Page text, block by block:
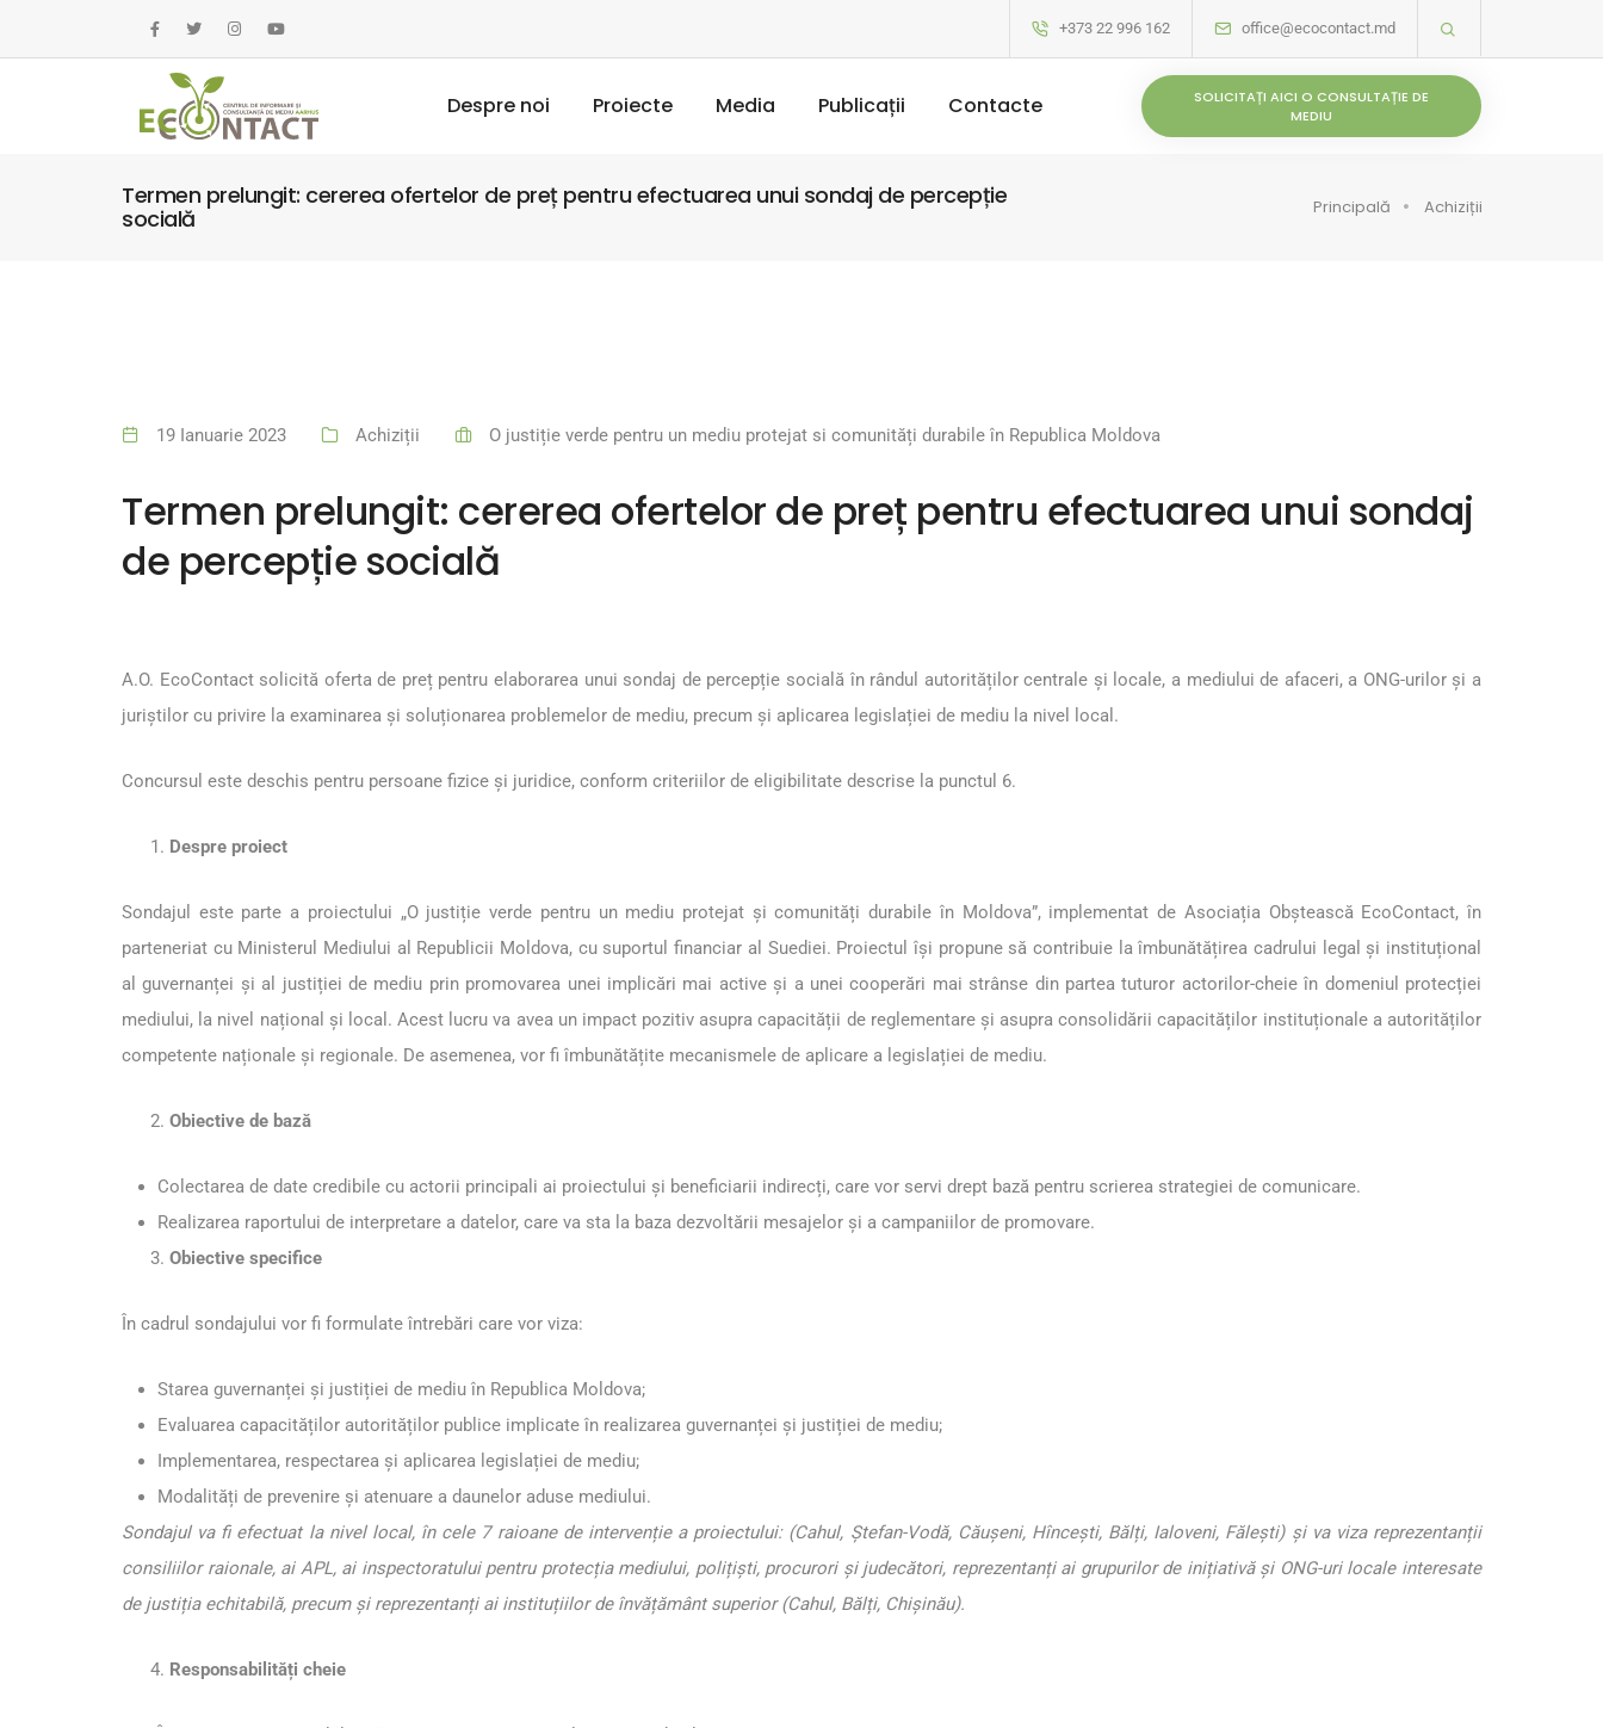
+373 22 996 162 office@ecocontact.md
Despre noi Proiecte Media Publicații Contacte
SOLICITAȚI AICI O CONSULTAȚIE DE
MEDIU
Termen prelungit: cererea ofertelor de preț pentru efectuarea unui sondaj de percepție
socială
Principală Achiziții
19 Ianuarie 2023 Achiziții O justiție verde pentru un mediu protejat si comunități durabile în Republica Moldova
Termen prelungit: cererea ofertelor de preț pentru efectuarea unui sondaj
de percepție socială
A.O. EcoContact solicită oferta de preț pentru elaborarea unui sondaj de percepție socială în rândul autorităților centrale și locale, a mediului de afaceri, a ONG-urilor și a
juriștilor cu privire la examinarea și soluționarea problemelor de mediu, precum și aplicarea legislației de mediu la nivel local.
Concursul este deschis pentru persoane fizice și juridice, conform criteriilor de eligibilitate descrise la punctul 6.
Despre proiect
Sondajul este parte a proiectului „O justiție verde pentru un mediu protejat și comunități durabile în Moldova”, implementat de Asociația Obștească EcoContact, în
parteneriat cu Ministerul Mediului al Republicii Moldova, cu suportul financiar al Suediei. Proiectul își propune să contribuie la îmbunătățirea cadrului legal și instituțional
al guvernanței și al justiției de mediu prin promovarea unei implicări mai active și a unei cooperări mai strânse din partea tuturor actorilor-cheie în domeniul protecției
mediului, la nivel național și local. Acest lucru va avea un impact pozitiv asupra capacității de reglementare și asupra consolidării capacităților instituționale a autorităților
competente naționale și regionale. De asemenea, vor fi îmbunătățite mecanismele de aplicare a legislației de mediu.
Obiective de bază
Colectarea de date credibile cu actorii principali ai proiectului și beneficiarii indirecți, care vor servi drept bază pentru scrierea strategiei de comunicare.
Realizarea raportului de interpretare a datelor, care va sta la baza dezvoltării mesajelor și a campaniilor de promovare.
Obiective specifice
În cadrul sondajului vor fi formulate întrebări care vor viza:
Starea guvernanței și justiției de mediu în Republica Moldova;
Evaluarea capacităților autorităților publice implicate în realizarea guvernanței și justiției de mediu;
Implementarea, respectarea și aplicarea legislației de mediu;
Modalități de prevenire și atenuare a daunelor aduse mediului.
Sondajul va fi efectuat la nivel local, în cele 7 raioane de intervenție a proiectului: (Cahul, Ștefan-Vodă, Căușeni, Hîncești, Bălți, Ialoveni, Fălești) și va viza reprezentanții
consiliilor raionale, ai APL, ai inspectoratului pentru protecția mediului, polițiști, procurori și judecători, reprezentanți ai grupurilor de inițiativă și ONG-uri locale interesate
de justiția echitabilă, precum și reprezentanți ai instituțiilor de învățământ superior (Cahul, Bălți, Chișinău).
Responsabilități cheie